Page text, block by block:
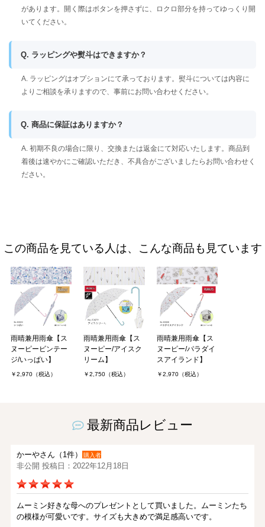
があります。開く際はボタンを押さずに、ロクロ部分を持ってゆっくり開
いてください。
Q. ラッピングや熨斗はできますか？
A. ラッピングはオプションにて承っております。熨斗については内容に
よりご相談を承りますので、事前にお問い合わせください。
Q. 商品に保証はありますか？
A. 初期不良の場合に限り、交換または返金にて対応いたします。商品到
着後は速やかにご確認いただき、不具合がございましたらお問い合わせく
ださい。
この商品を見ている人は、こんな商品も見ています
雨晴兼用雨傘【ス
ヌーピービンテー
ジ/いっぱい】
￥2,970（税込）
雨晴兼用雨傘【ス
ヌーピー/アイスク
リーム】
￥2,750（税込）
雨晴兼用雨傘【ス
ヌーピー/パラダイ
スアイランド】
￥2,970（税込）
最新商品レビュー
かーやさん（1件） 購入者
非公開 投稿日：2022年12月18日
ムーミン好きな母へのプレゼントとして買いました。ムーミンたち
の模様が可愛いです。サイズも大きめで満足感高いです。